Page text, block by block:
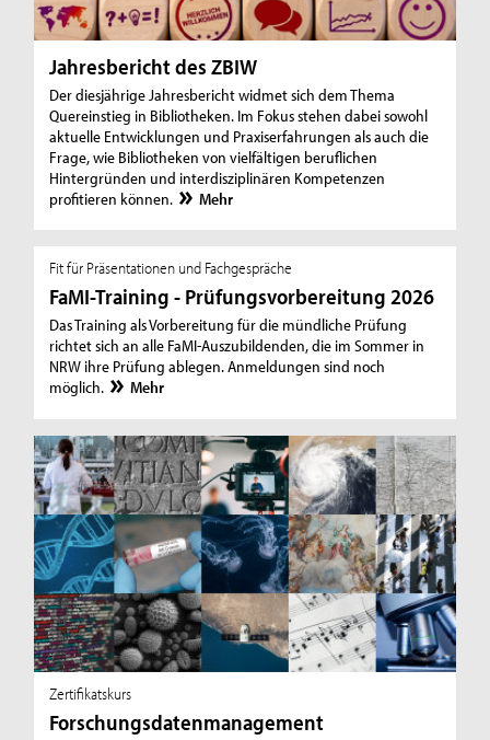
Jahresbericht des ZBIW
Der diesjährige Jahresbericht widmet sich dem Thema
Quereinstieg in Bibliotheken. Im Fokus stehen dabei sowohl
aktuelle Entwicklungen und Praxiserfahrungen als auch die
Frage, wie Bibliotheken von vielfältigen beruflichen
Hintergründen und interdisziplinären Kompetenzen
profitieren können.
Mehr
Fit für Präsentationen und Fachgespräche
FaMI-Training - Prüfungsvorbereitung 2026
Das Training als Vorbereitung für die mündliche Prüfung
richtet sich an alle FaMI-Auszubildenden, die im Sommer in
NRW ihre Prüfung ablegen. Anmeldungen sind noch
möglich.
Mehr
Zertifikatskurs
Forschungsdatenmanagement